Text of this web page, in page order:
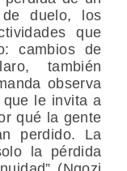
duelo, los
que
cambios de
también
observa
le invita a
qué la gente
perdido. La
la pérdida